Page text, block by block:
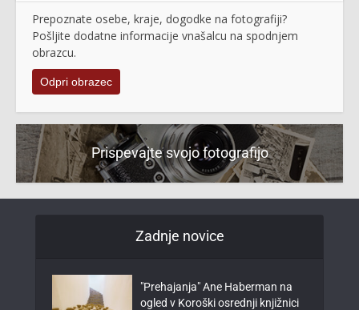
Prepoznate osebe, kraje, dogodke na fotografiji?
Pošljite dodatne informacije vnašalcu na spodnjem
obrazcu.
Odpri obrazec
Prispevajte svojo fotografijo
Zadnje novice
"Prehajanja" Ane Haberman na
ogled v Koroški osrednji knjižnici